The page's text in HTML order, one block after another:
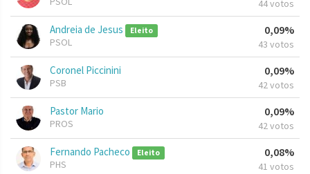
44 votos
Andreia de Jesus Eleito
PSOL
0,09%
43 votos
Coronel Piccinini
PSB
0,09%
42 votos
Pastor Mario
PROS
0,09%
42 votos
Fernando Pacheco Eleito
PHS
0,08%
41 votos